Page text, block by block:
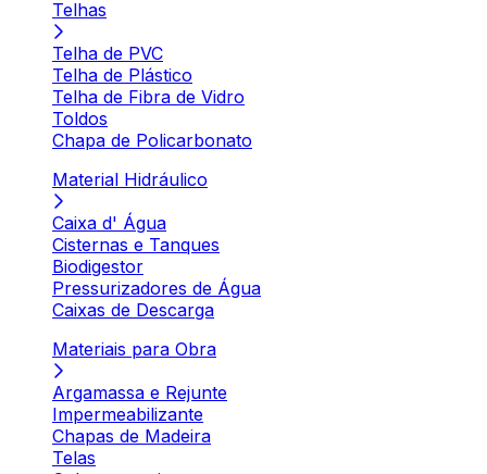
Telhas
Telha de PVC
Telha de Plástico
Telha de Fibra de Vidro
Toldos
Chapa de Policarbonato
Material Hidráulico
Caixa d' Água
Cisternas e Tanques
Biodigestor
Pressurizadores de Água
Caixas de Descarga
Materiais para Obra
Argamassa e Rejunte
Impermeabilizante
Chapas de Madeira
Telas